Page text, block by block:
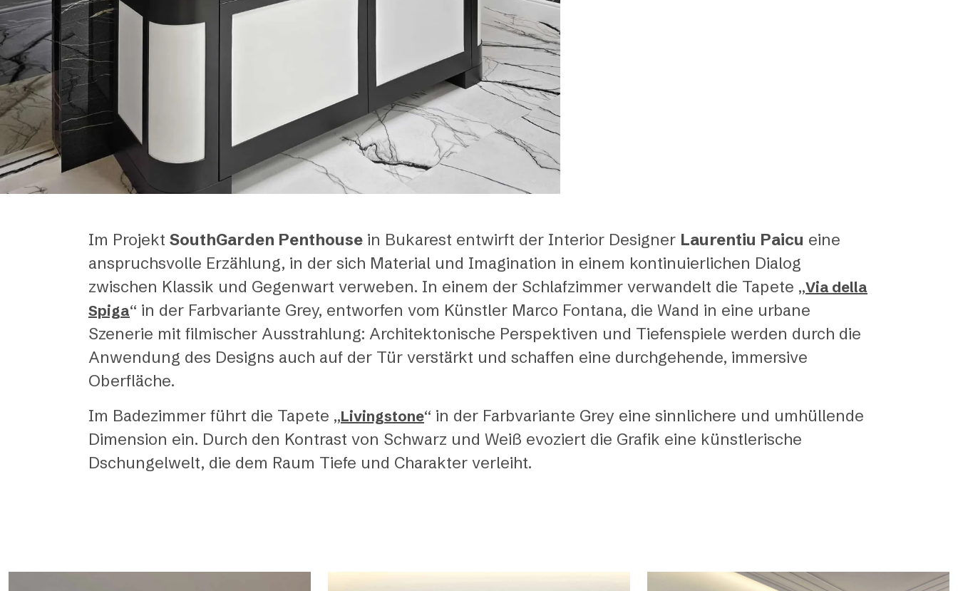
Im Projekt SouthGarden Penthouse in Bukarest entwirft der Interior Designer Laurentiu Paicu eine
anspruchsvolle Erzählung, in der sich Material und Imagination in einem kontinuierlichen Dialog
zwischen Klassik und Gegenwart verweben. In einem der Schlafzimmer verwandelt die Tapete „Via della
Spiga“ in der Farbvariante Grey, entworfen vom Künstler Marco Fontana, die Wand in eine urbane
Szenerie mit filmischer Ausstrahlung: Architektonische Perspektiven und Tiefenspiele werden durch die
Anwendung des Designs auch auf der Tür verstärkt und schaffen eine durchgehende, immersive
Oberfläche.
Im Badezimmer führt die Tapete „Livingstone“ in der Farbvariante Grey eine sinnlichere und umhüllende
Dimension ein. Durch den Kontrast von Schwarz und Weiß evoziert die Grafik eine künstlerische
Dschungelwelt, die dem Raum Tiefe und Charakter verleiht.